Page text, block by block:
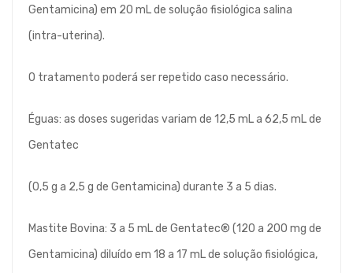
Gentamicina) em 20 mL de solução fisiológica salina
(intra-uterina).
O tratamento poderá ser repetido caso necessário.
Éguas: as doses sugeridas variam de 12,5 mL a 62,5 mL de
Gentatec
(0,5 g a 2,5 g de Gentamicina) durante 3 a 5 dias.
Mastite Bovina: 3 a 5 mL de Gentatec® (120 a 200 mg de
Gentamicina) diluído em 18 a 17 mL de solução fisiológica,